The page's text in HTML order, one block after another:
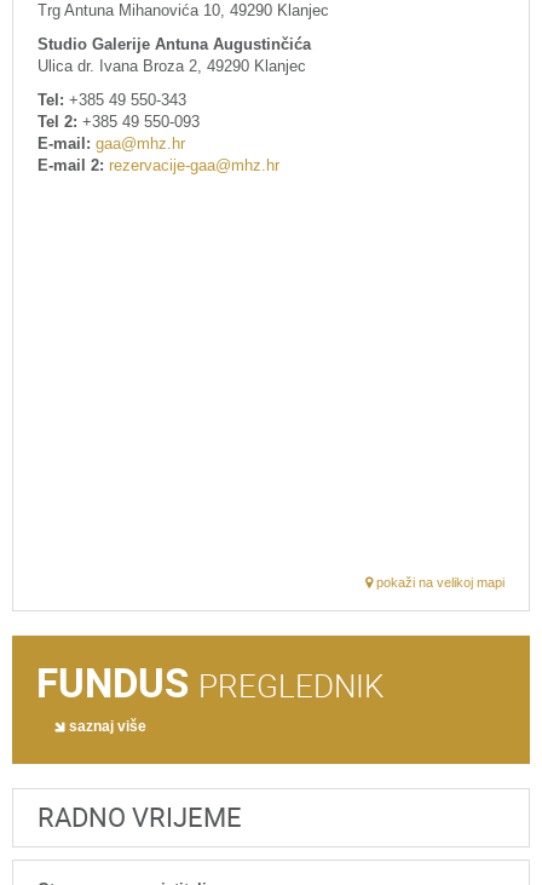
Trg Antuna Mihanovića 10, 49290 Klanjec
Studio Galerije Antuna Augustinčića
Ulica dr. Ivana Broza 2, 49290 Klanjec
Tel: +385 49 550-343
Tel 2: +385 49 550-093
E-mail: gaa@mhz.hr
E-mail 2: rezervacije-gaa@mhz.hr
pokaži na velikoj mapi
FUNDUS PREGLEDNIK
saznaj više
RADNO VRIJEME